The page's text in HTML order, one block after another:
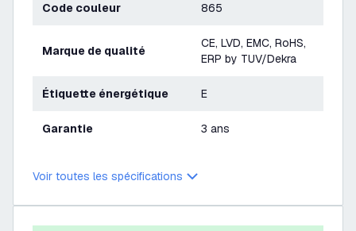
Code couleur 865
Marque de qualité
CE, LVD, EMC, RoHS,
ERP by TUV/Dekra
Étiquette énergétique E
Garantie 3 ans
Voir toutes les spécifications